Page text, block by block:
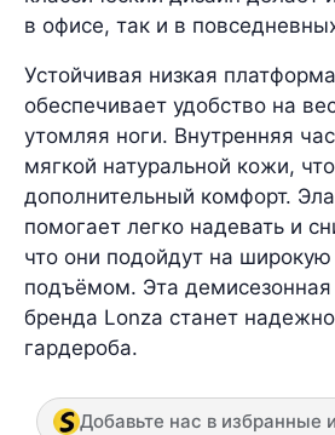
в офисе, так и в
Устойчивая низкая
обеспечивает удобство на
утомляя ноги. Внутренняя
мягкой натуральной кожи,
дополнительный комфорт.
помогает легко надевать и
что они подойдут на
подъёмом. Эта
бренда Lonza станет
гардероба.
Добавьте нас в избранные